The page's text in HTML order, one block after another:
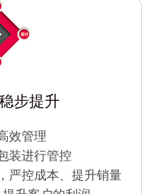
步提升
效管理
装进行管控
严控成本、提升销量